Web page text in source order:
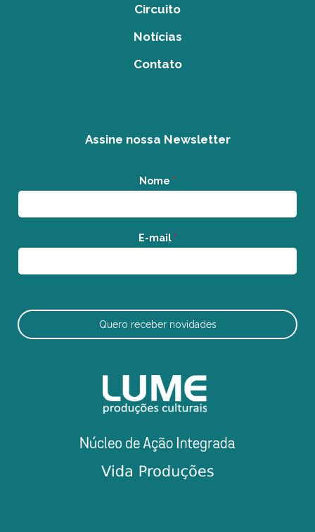
Circuito
Notícias
Contato
Assine nossa Newsletter
Nome *
E-mail *
Quero receber novidades